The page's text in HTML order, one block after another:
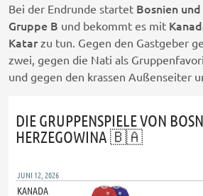
Bei der Endrunde startet Bosnien
Gruppe B und bekommt es mit
Katarzu tun. Gegen den Gastgeber
zwei, gegen die Nati als
und gegen den krassen Außenseiter